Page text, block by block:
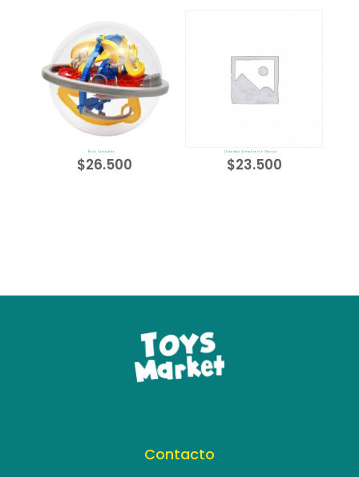
Bola Laberinto
$26.500
Didactico Enhebrar La Granja
$23.500
Contacto